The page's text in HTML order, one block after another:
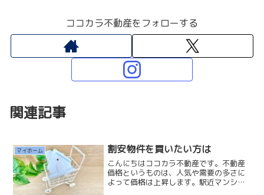
ココカラ不動産をフォローする
関連記事
マイホーム 割安物件を買いたい方は
こんにちはココカラ不動産です。不動産
価格というものは、人気や需要の多さに
よって価格は上昇します。駅近マンショ